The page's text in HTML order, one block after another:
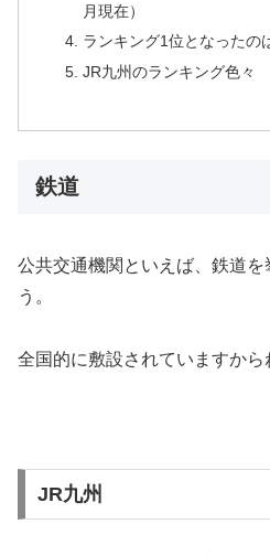
月現在）
ランキング1位となったの
JR九州のランキング色々
鉄道
公共交通機関といえば、鉄道を
う。
全国的に敷設されていますから
JR九州